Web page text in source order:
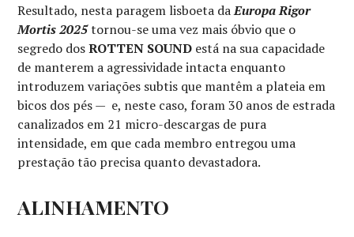
Resultado, nesta paragem lisboeta daEuropa Rigor
Mortis 2025tornou-se uma vez mais óbvio que o
segredo dosROTTEN SOUND está na sua capacidade
de manterem a agressividade intacta enquanto
introduzem variações subtis que mantêm a plateia em
bicos dos pés — e, neste caso, foram 30 anos de estrada
canalizados em 21 micro-descargas de pura
intensidade, em que cada membro entregou uma
prestação tão precisa quanto devastadora.
ALINHAMENTO